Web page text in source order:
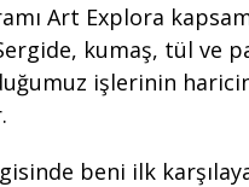
Art Explora
kumaş, tül ve
işlerinin
beni ilk